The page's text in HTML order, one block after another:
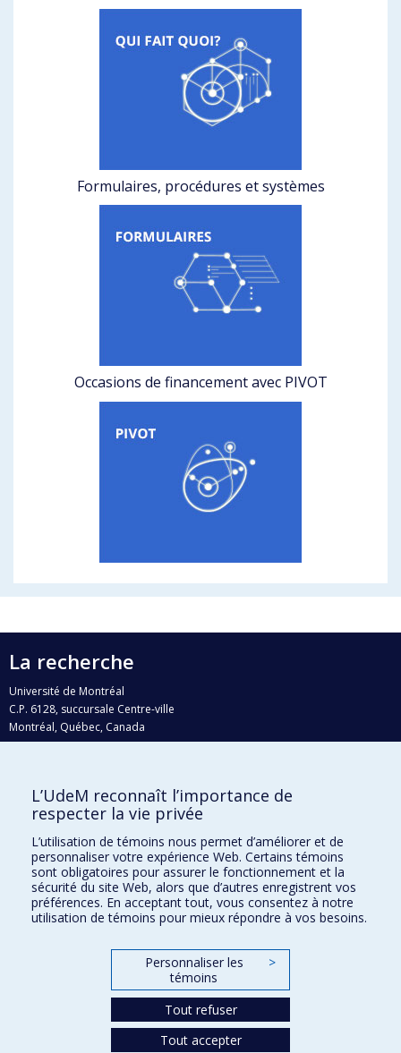
Formulaires, procédures et systèmes
Occasions de financement avec PIVOT
La recherche
Université de Montréal
C.P. 6128, succursale Centre-ville
Montréal, Québec, Canada
H3C 3J7
Qui fait quoi?
Nous trouver
Plan du site
Accessibilité
L’UdeM reconnaît l’importance de
respecter la vie privée
L’utilisation de témoins nous permet d’améliorer et de
personnaliser votre expérience Web. Certains témoins
sont obligatoires pour assurer le fonctionnement et la
sécurité du site Web, alors que d’autres enregistrent vos
préférences. En acceptant tout, vous consentez à notre
utilisation de témoins pour mieux répondre à vos besoins.
Personnaliser les
témoins
>
Tout refuser
Tout accepter